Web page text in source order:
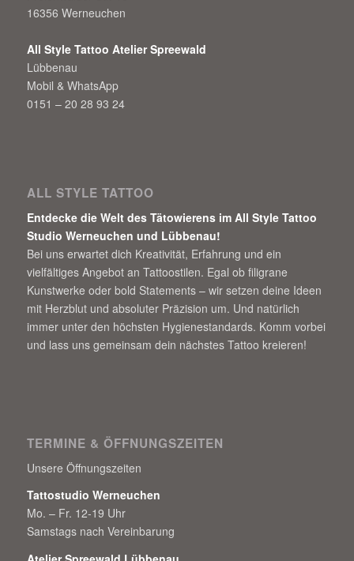
16356 Werneuchen
All Style Tattoo Atelier Spreewald
Lübbenau
Mobil & WhatsApp
0151 – 20 28 93 24
ALL STYLE TATTOO
Entdecke die Welt des Tätowierens im All Style Tattoo
Studio Werneuchen und Lübbenau!
Bei uns erwartet dich Kreativität, Erfahrung und ein
vielfältiges Angebot an Tattoostilen. Egal ob filigrane
Kunstwerke oder bold Statements – wir setzen deine Ideen
mit Herzblut und absoluter Präzision um. Und natürlich
immer unter den höchsten Hygienestandards. Komm vorbei
und lass uns gemeinsam dein nächstes Tattoo kreieren!
TERMINE & ÖFFNUNGSZEITEN
Unsere Öffnungszeiten
Tattostudio Werneuchen
Mo. – Fr. 12-19 Uhr
Samstags nach Vereinbarung